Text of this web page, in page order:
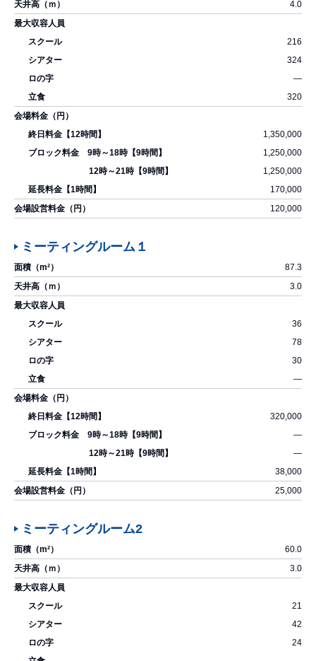
4.0
216
324
―
320
1,350,000
1,250,000
1,250,000
170,000
120,000
ミーティングルーム１
87.3
3.0
36
78
30
―
320,000
―
―
38,000
25,000
ミーティングルーム2
60.0
3.0
21
42
24